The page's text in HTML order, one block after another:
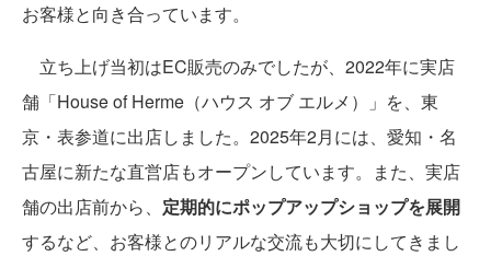
お客様と向き合っています。
立ち上げ当初はEC販売のみでしたが、2022年に実店
舗「House of Herme（ハウス オブ エルメ）」を、東
京・表参道に出店しました。2025年2月には、愛知・名
古屋に新たな直営店もオープンしています。また、実店
舗の出店前から、 定期的にポップアップショップを展開
するなど、お客様とのリアルな交流も大切にしてきまし